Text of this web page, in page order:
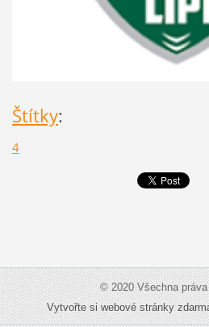
Štítky:
4
© 2020 Všechna
Vytvořte si webové stránky